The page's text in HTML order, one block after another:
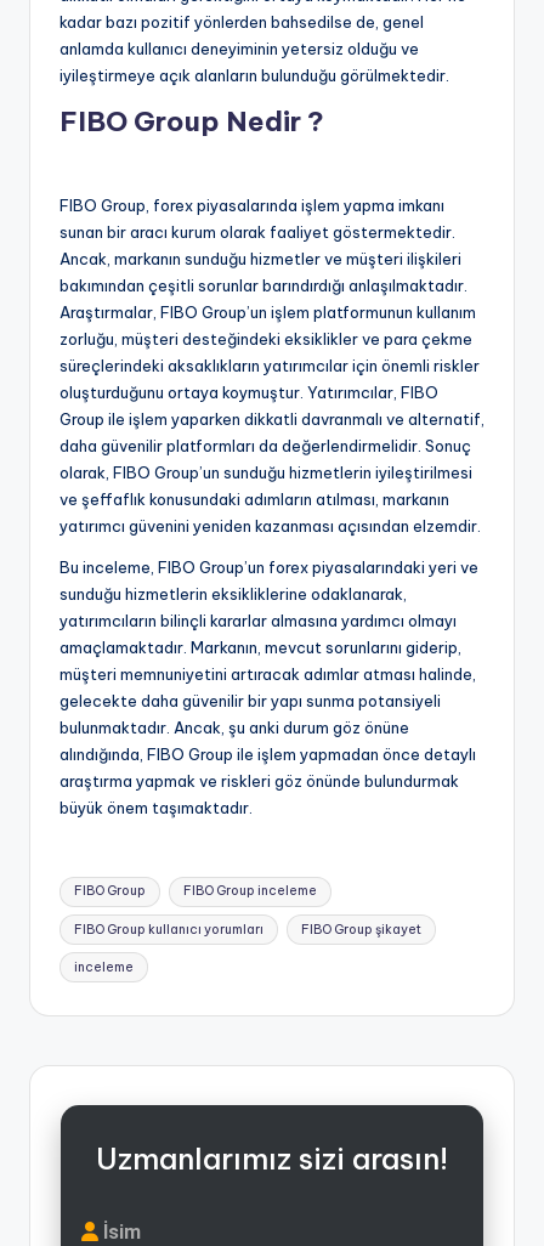
kadar bazı pozitif yönlerden bahsedilse de, genel
anlamda kullanıcı deneyiminin yetersiz olduğu ve
iyileştirmeye açık alanların bulunduğu görülmektedir.
FIBO Group Nedir ?
FIBO Group, forex piyasalarında işlem yapma imkanı
sunan bir aracı kurum olarak faaliyet göstermektedir.
Ancak, markanın sunduğu hizmetler ve müşteri ilişkileri
bakımından çeşitli sorunlar barındırdığı anlaşılmaktadır.
Araştırmalar, FIBO Group’un işlem platformunun kullanım
zorluğu, müşteri desteğindeki eksiklikler ve para çekme
süreçlerindeki aksaklıkların yatırımcılar için önemli riskler
oluşturduğunu ortaya koymuştur. Yatırımcılar, FIBO
Group ile işlem yaparken dikkatli davranmalı ve alternatif,
daha güvenilir platformları da değerlendirmelidir. Sonuç
olarak, FIBO Group’un sunduğu hizmetlerin iyileştirilmesi
ve şeffaflık konusundaki adımların atılması, markanın
yatırımcı güvenini yeniden kazanması açısından elzemdir.
Bu inceleme, FIBO Group’un forex piyasalarındaki yeri ve
sunduğu hizmetlerin eksikliklerine odaklanarak,
yatırımcıların bilinçli kararlar almasına yardımcı olmayı
amaçlamaktadır. Markanın, mevcut sorunlarını giderip,
müşteri memnuniyetini artıracak adımlar atması halinde,
gelecekte daha güvenilir bir yapı sunma potansiyeli
bulunmaktadır. Ancak, şu anki durum göz önüne
alındığında, FIBO Group ile işlem yapmadan önce detaylı
araştırma yapmak ve riskleri göz önünde bulundurmak
büyük önem taşımaktadır.
Tags:
FIBO Group FIBO Group inceleme
FIBO Group kullanıcı yorumları FIBO Group şikayet
inceleme
Uzmanlarımız sizi arasın!
İsim